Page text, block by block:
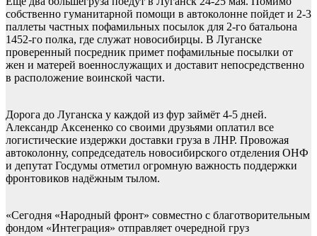
собственно гуманитарной помощи в автоколонне пойдет и 2-3
паллеты частных пофамильных посылок для 2-го батальона
1452-го полка, где служат новосибирцы. В Луганске
проверенный посредник примет пофамильные посылки от
жен и матерей военнослужащих и доставит непосредственно
в расположение воинской части.
Дорога до Луганска у каждой из фур займёт 4-5 дней.
Александр Аксененко со своими друзьями оплатил все
логистические издержки доставки груза в ЛНР. Провожая
автоколонну, сопредседатель новосибирского отделения ОНФ
и депутат Госдумы отметил огромную важность поддержки
фронтовиков надёжным тылом.
«Сегодня «Народный фронт» совместно с благотворительным
фондом «Интеграция» отправляет очередной груз